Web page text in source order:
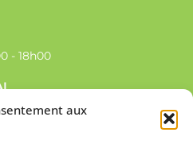
aux
- 18h00